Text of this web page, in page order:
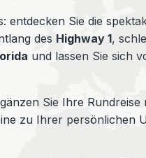
entdecken Sie die
des Highway 1,
und lassen Sie sich
Sie Ihre Rundreise
zu Ihrer persönlichen